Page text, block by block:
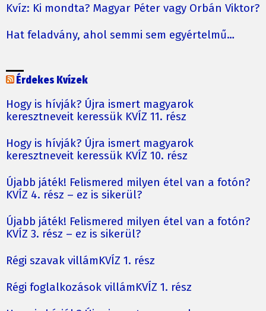
Kvíz: Ki mondta? Magyar Péter vagy Orbán Viktor?
Hat feladvány, ahol semmi sem egyértelmű…
Érdekes Kvízek
Hogy is hívják? Újra ismert magyarok
keresztneveit keressük KVÍZ 11. rész
Hogy is hívják? Újra ismert magyarok
keresztneveit keressük KVÍZ 10. rész
Újabb játék! Felismered milyen étel van a fotón?
KVÍZ 4. rész – ez is sikerül?
Újabb játék! Felismered milyen étel van a fotón?
KVÍZ 3. rész – ez is sikerül?
Régi szavak villámKVÍZ 1. rész
Régi foglalkozások villámKVÍZ 1. rész